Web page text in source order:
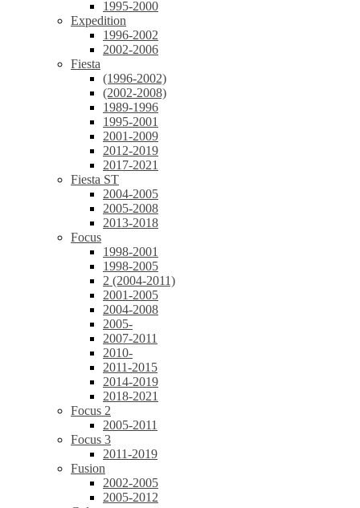
1995-2000
Expedition
1996-2002
2002-2006
Fiesta
(1996-2002)
(2002-2008)
1989-1996
1995-2001
2001-2009
2012-2019
2017-2021
Fiesta ST
2004-2005
2005-2008
2013-2018
Focus
1998-2001
1998-2005
2 (2004-2011)
2001-2005
2004-2008
2005-
2007-2011
2010-
2011-2015
2014-2019
2018-2021
Focus 2
2005-2011
Focus 3
2011-2019
Fusion
2002-2005
2005-2012